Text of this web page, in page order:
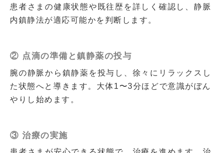
患者さまの健康状態や既往歴を詳しく確認し、静脈
内鎮静法が適応可能かを判断します。
② 点滴の準備と鎮静薬の投与
腕の静脈から鎮静薬を投与し、徐々にリラックスし
た状態へと導きます。大体1〜3分ほどで意識がぼん
やりし始めます。
③ 治療の実施